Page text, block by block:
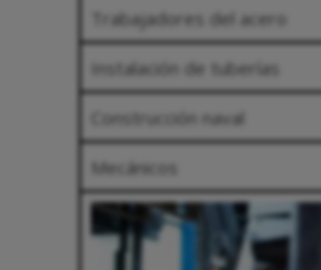
Trabajadores del acero
Instalación de tuberías
Construcción naval
Mecánicos